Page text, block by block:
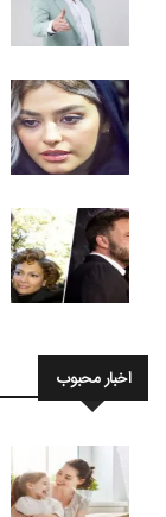
اخبار محبوب